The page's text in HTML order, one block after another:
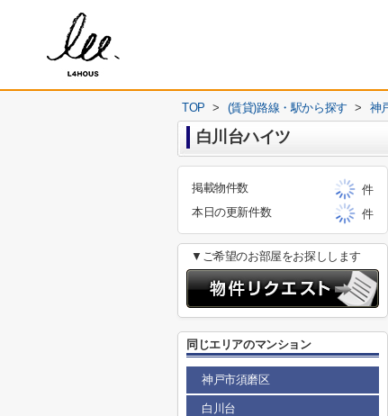
TOP > (賃貸)路線・駅から探す > 神
白川台ハイツ
掲載物件数
件
本日の更新件数
件
▼ご希望のお部屋をお探しします
同じエリアのマンション
神戸市須磨区
白川台